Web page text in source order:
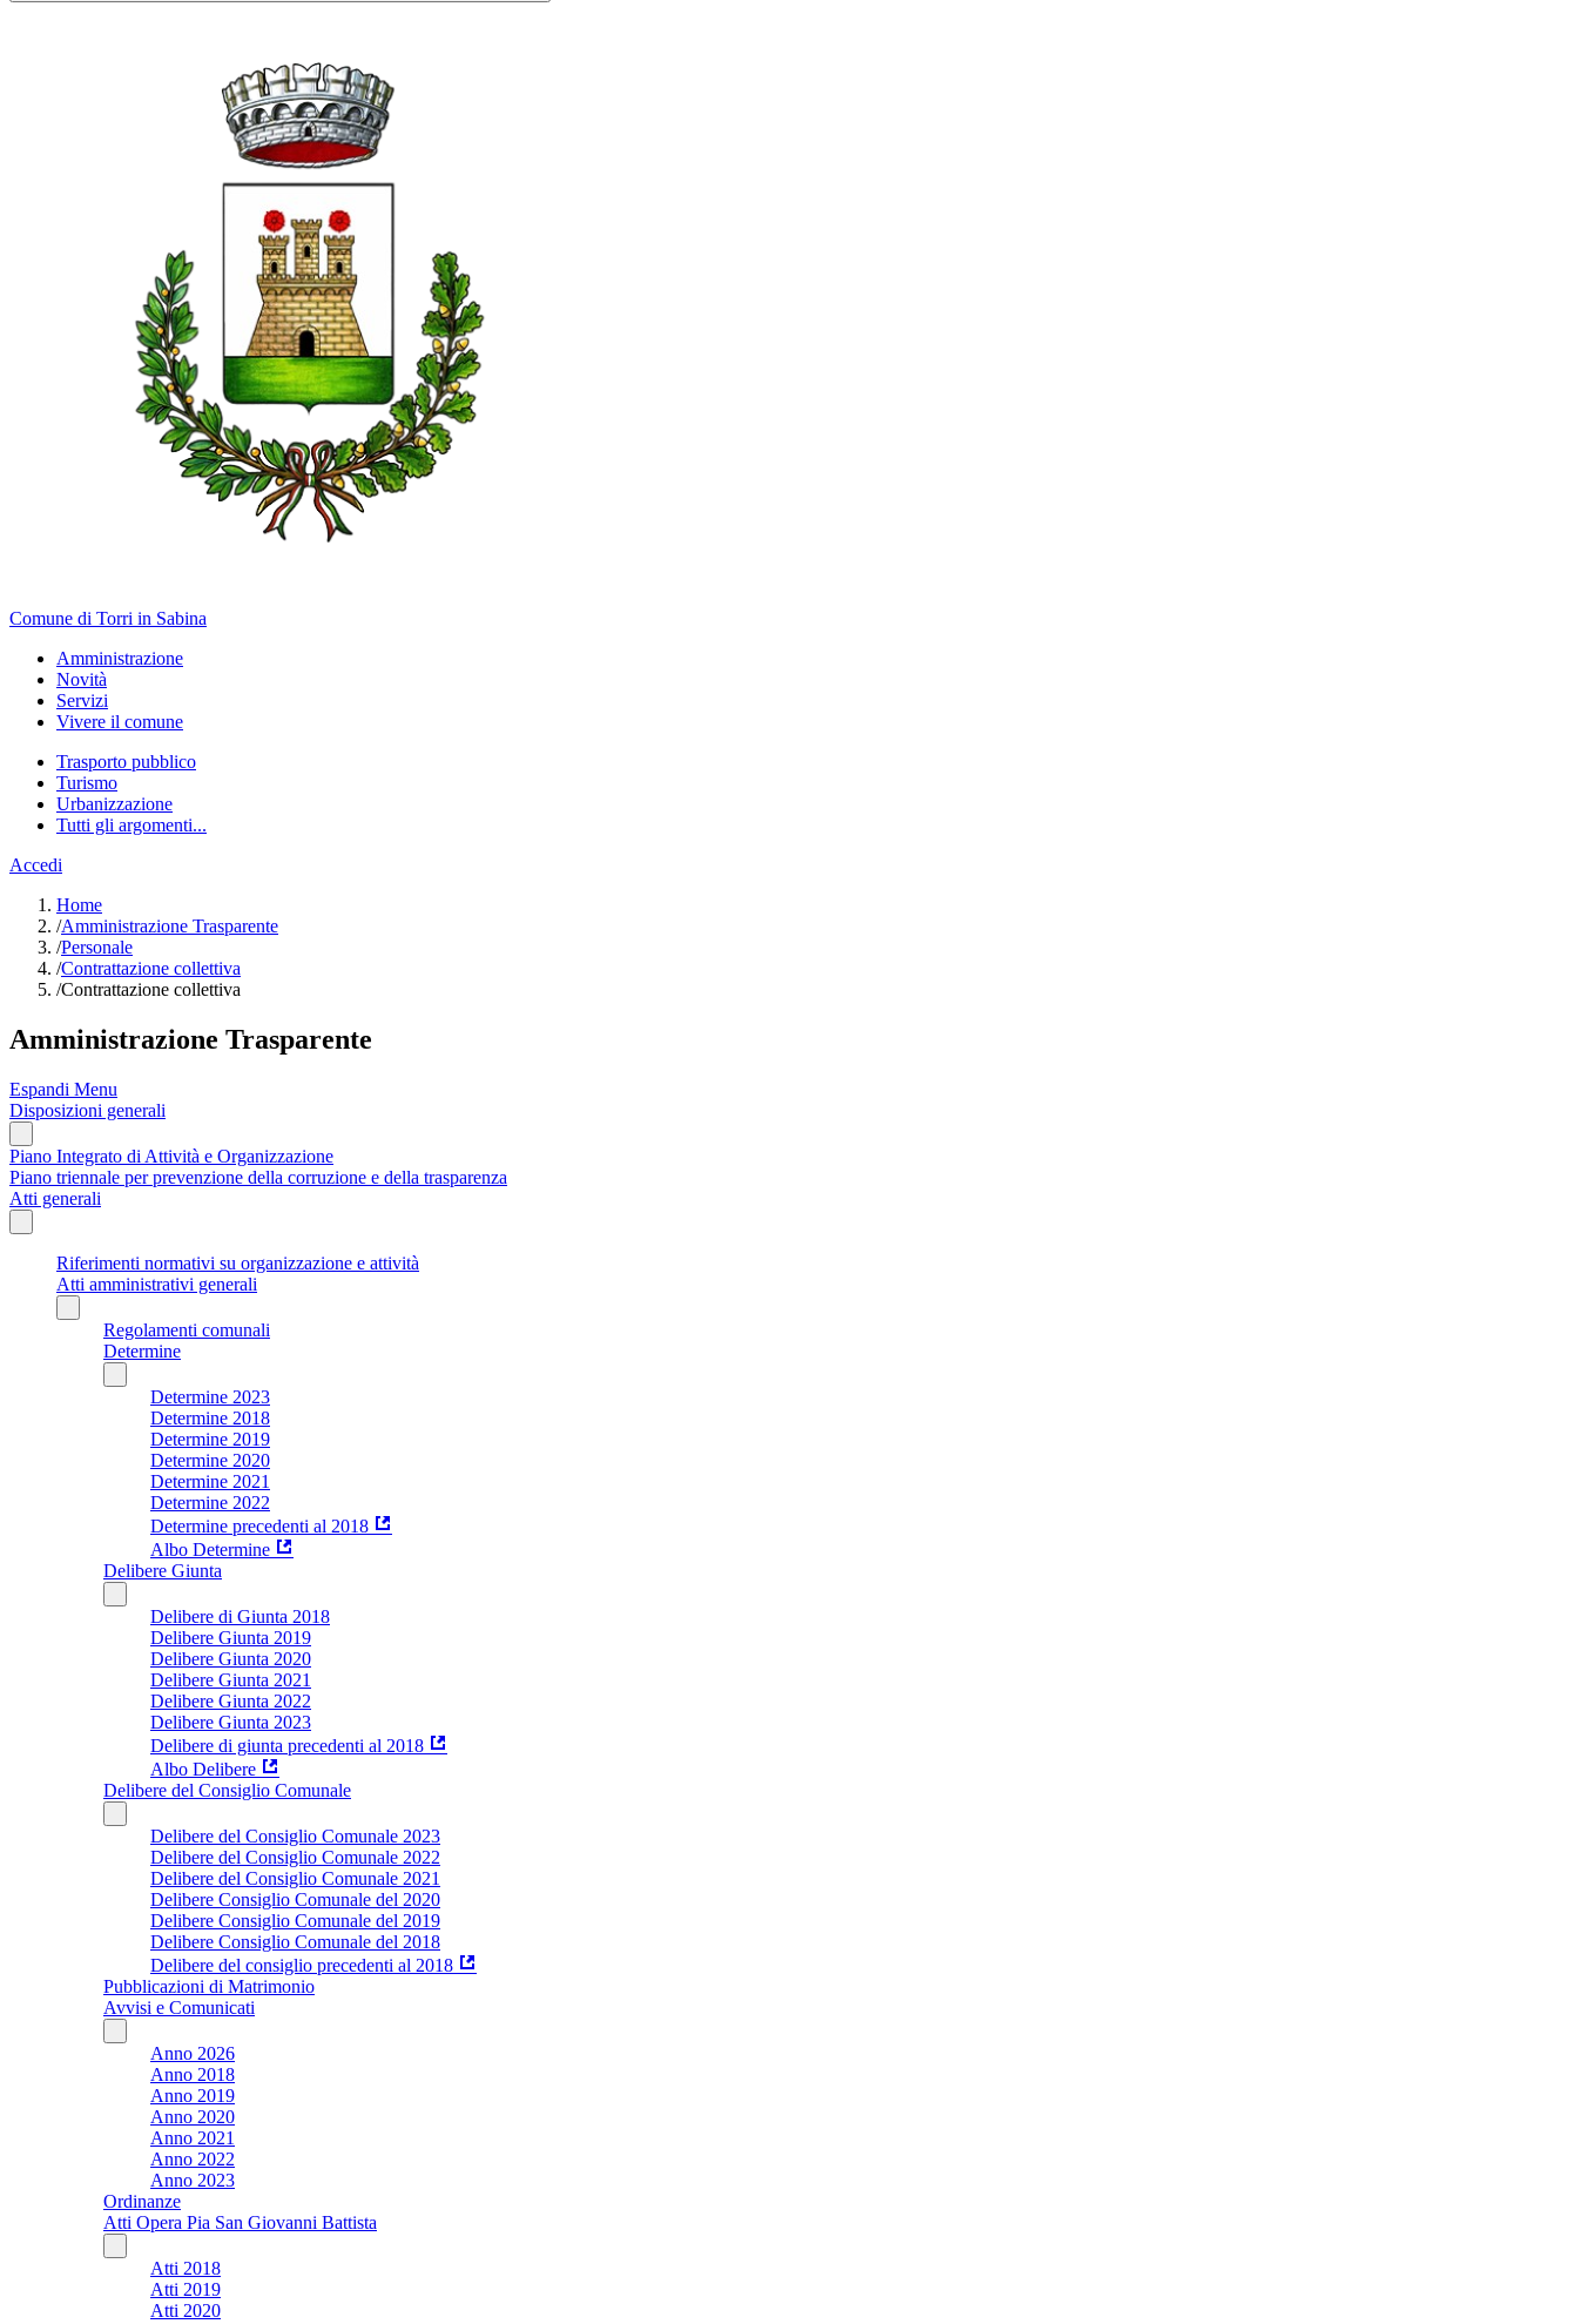
Comune di Torri in Sabina
Amministrazione
Novità
Servizi
Vivere il comune
Trasporto pubblico
Turismo
Urbanizzazione
Tutti gli argomenti...
Accedi
Home
/Amministrazione Trasparente
/Personale
/Contrattazione collettiva
/Contrattazione collettiva
Amministrazione Trasparente
Espandi Menu
Disposizioni generali
Piano Integrato di Attività e Organizzazione
Piano triennale per prevenzione della corruzione e della trasparenza
Atti generali
Riferimenti normativi su organizzazione e attività
Atti amministrativi generali
Regolamenti comunali
Determine
Determine 2023
Determine 2018
Determine 2019
Determine 2020
Determine 2021
Determine 2022
Determine precedenti al 2018
Albo Determine
Delibere Giunta
Delibere di Giunta 2018
Delibere Giunta 2019
Delibere Giunta 2020
Delibere Giunta 2021
Delibere Giunta 2022
Delibere Giunta 2023
Delibere di giunta precedenti al 2018
Albo Delibere
Delibere del Consiglio Comunale
Delibere del Consiglio Comunale 2023
Delibere del Consiglio Comunale 2022
Delibere del Consiglio Comunale 2021
Delibere Consiglio Comunale del 2020
Delibere Consiglio Comunale del 2019
Delibere Consiglio Comunale del 2018
Delibere del consiglio precedenti al 2018
Pubblicazioni di Matrimonio
Avvisi e Comunicati
Anno 2026
Anno 2018
Anno 2019
Anno 2020
Anno 2021
Anno 2022
Anno 2023
Ordinanze
Atti Opera Pia San Giovanni Battista
Atti 2018
Atti 2019
Atti 2020